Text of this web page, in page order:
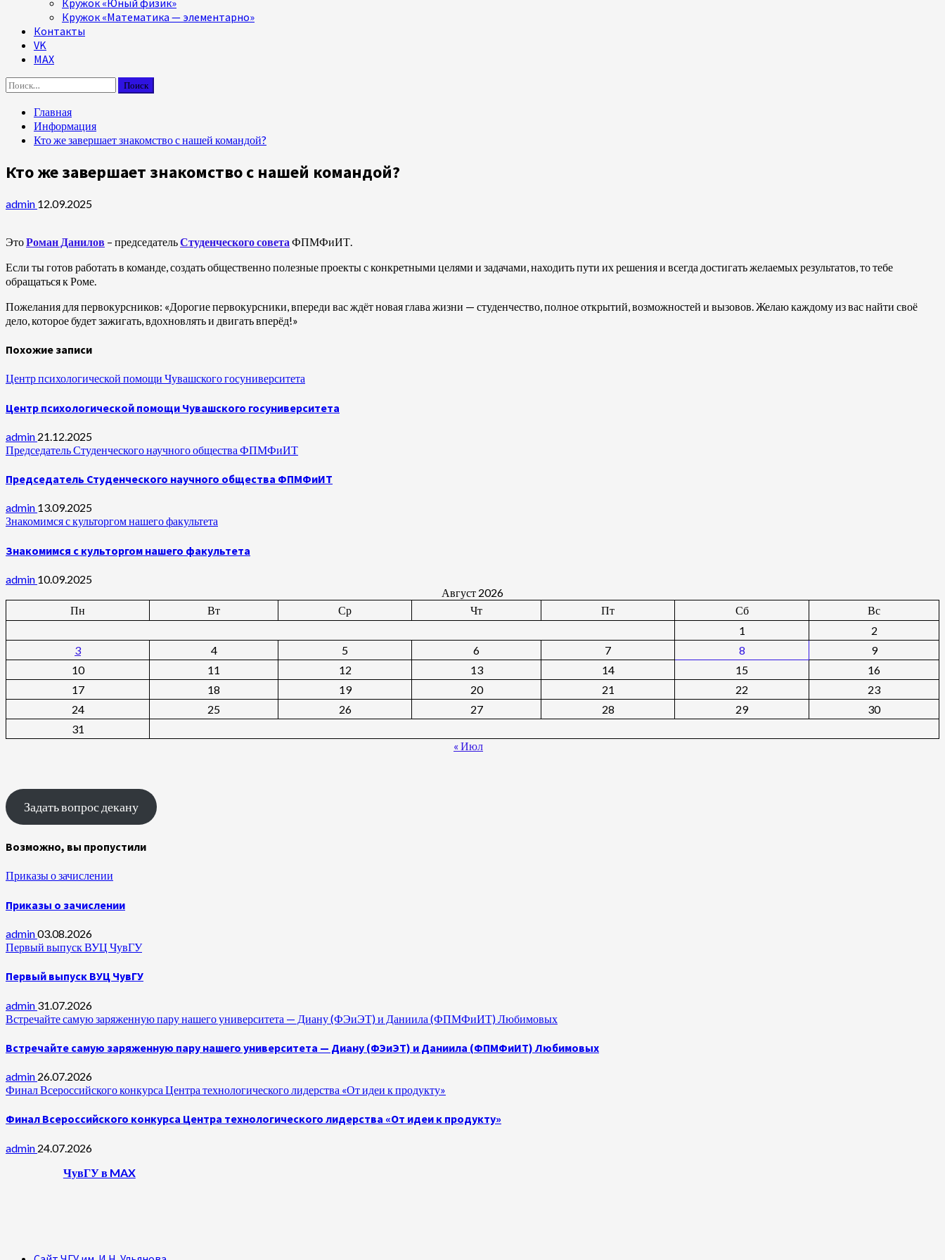
Кружок «Юный физик»
Кружок «Математика — элементарно»
Контакты
VK
MAX
Найти:
Главная
Информация
Кто же завершает знакомство с нашей командой?
Кто же завершает знакомство с нашей командой?
admin 12.09.2025
‍ЭтоРоман Данилов – председательСтуденческого совета ФПМФиИТ.
Если ты готов работать в команде, создать общественно полезные проекты с конкретными целями и задачами, находить пути их решения и всегда достигать желаемых результатов, то тебе
обращаться к Роме.
Пожелания для первокурсников: «Дорогие первокурсники, впереди вас ждёт новая глава жизни — студенчество, полное открытий, возможностей и вызовов. Желаю каждому из вас найти своё
дело, которое будет зажигать, вдохновлять и двигать вперёд!»
Похожие записи
Центр психологической помощи Чувашского госуниверситета
Центр психологической помощи Чувашского госуниверситета
admin 21.12.2025
Председатель Студенческого научного общества ФПМФиИТ
Председатель Студенческого научного общества ФПМФиИТ
admin 13.09.2025
Знакомимся с культоргом нашего факультета
Знакомимся с культоргом нашего факультета
admin 10.09.2025
Август 2026
Пн
Вт Ср Чт Пт Сб
Вс
1
2
3
4 5 6 7 8
9
10
11 12 13 14 15
16
17
18 19 20 21 22
23
24
25 26 27 28 29
30
31
« Июл
Задать вопрос декану
Возможно, вы пропустили
Приказы о зачислении
Приказы о зачислении
admin03.08.2026
Первый выпуск ВУЦ ЧувГУ
Первый выпуск ВУЦ ЧувГУ
admin 31.07.2026
Встречайте самую заряженную пару нашего университета — Диану (ФЭиЭТ) и Даниила (ФПМФиИТ) Любимовых
Встречайте самую заряженную пару нашего университета — Диану (ФЭиЭТ) и Даниила (ФПМФиИТ) Любимовых
admin 26.07.2026
Финал Всероссийского конкурса Центра технологического лидерства «От идеи к продукту»
Финал Всероссийского конкурса Центра технологического лидерства «От идеи к продукту»
admin 24.07.2026
ЧувГУ в MAX